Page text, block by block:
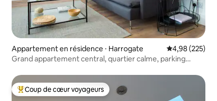
Appartement en résidence ⋅ Harrogate Évaluation
4,98 (225)
Grand appartement central, quartier calme, parking
Coups de cœur voyageurs les plus appréciés
Coup de cœur voyageurs